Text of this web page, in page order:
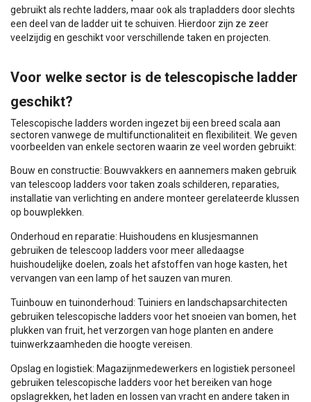
gebruikt als rechte ladders, maar ook als trapladders door slechts
een deel van de ladder uit te schuiven. Hierdoor zijn ze zeer
veelzijdig en geschikt voor verschillende taken en projecten.
Voor welke sector is de telescopische ladder
geschikt?
Telescopische ladders worden ingezet bij een breed scala aan
sectoren vanwege de multifunctionaliteit en flexibiliteit. We geven
voorbeelden van enkele sectoren waarin ze veel worden gebruikt:
Bouw en constructie: Bouwvakkers en aannemers maken gebruik
van telescoop ladders voor taken zoals schilderen, reparaties,
installatie van verlichting en andere monteer gerelateerde klussen
op bouwplekken.
Onderhoud en reparatie: Huishoudens en klusjesmannen
gebruiken de telescoop ladders voor meer alledaagse
huishoudelijke doelen, zoals het afstoffen van hoge kasten, het
vervangen van een lamp of het sauzen van muren.
Tuinbouw en tuinonderhoud: Tuiniers en landschapsarchitecten
gebruiken telescopische ladders voor het snoeien van bomen, het
plukken van fruit, het verzorgen van hoge planten en andere
tuinwerkzaamheden die hoogte vereisen.
Opslag en logistiek: Magazijnmedewerkers en logistiek personeel
gebruiken telescopische ladders voor het bereiken van hoge
opslagrekken, het laden en lossen van vracht en andere taken in